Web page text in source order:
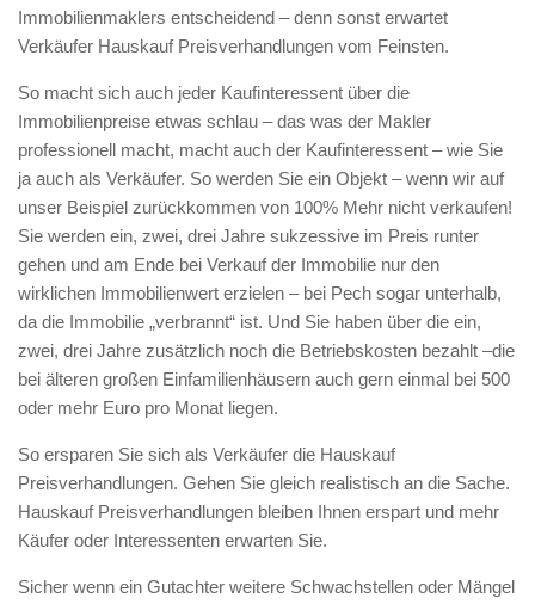
Immobilienmaklers entscheidend – denn sonst erwartet
Verkäufer Hauskauf Preisverhandlungen vom Feinsten.
So macht sich auch jeder Kaufinteressent über die
Immobilienpreise etwas schlau – das was der Makler
professionell macht, macht auch der Kaufinteressent – wie Sie
ja auch als Verkäufer. So werden Sie ein Objekt – wenn wir auf
unser Beispiel zurückkommen von 100% Mehr nicht verkaufen!
Sie werden ein, zwei, drei Jahre sukzessive im Preis runter
gehen und am Ende bei Verkauf der Immobilie nur den
wirklichen Immobilienwert erzielen – bei Pech sogar unterhalb,
da die Immobilie „verbrannt“ ist. Und Sie haben über die ein,
zwei, drei Jahre zusätzlich noch die Betriebskosten bezahlt –die
bei älteren großen Einfamilienhäusern auch gern einmal bei 500
oder mehr Euro pro Monat liegen.
So ersparen Sie sich als Verkäufer die Hauskauf
Preisverhandlungen. Gehen Sie gleich realistisch an die Sache.
Hauskauf Preisverhandlungen bleiben Ihnen erspart und mehr
Käufer oder Interessenten erwarten Sie.
Sicher wenn ein Gutachter weitere Schwachstellen oder Mängel